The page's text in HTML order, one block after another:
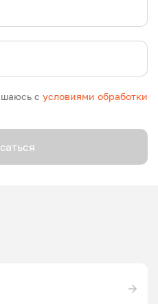
с условиями обработки